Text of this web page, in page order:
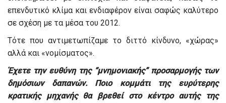
επενδυτικό κλίμα και ενδιαφέρον είναι σαφώς καλύτερο
σε σχέση με τα μέσα του 2012.
Τότε που αντιμετωπίζαμε το διττό κίνδυνο, «χώρας»
αλλά και «νομίσματος».
Έχετε την ευθύνη της “μνημονιακής” προσαρμογής των
δημόσιων δαπανών. Ποιο κομμάτι της ευρύτερης
κρατικής μηχανής θα βρεθεί στο κέντρο αυτής της